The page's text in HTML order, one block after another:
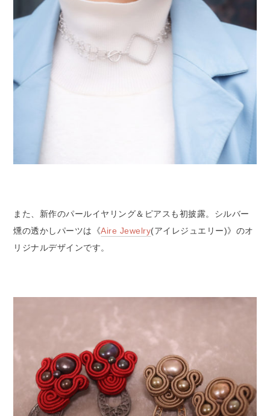
また、新作のパールイヤリング＆ピアスも初披露。シルバー
燻の透かしパーツは《Aire Jewelry(アイレジュエリー)》のオ
リジナルデザインです。